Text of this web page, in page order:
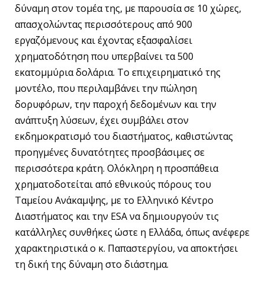
δύναμη στον τομέα της, με παρουσία σε 10 χώρες,
απασχολώντας περισσότερους από 900
εργαζόμενους και έχοντας εξασφαλίσει
χρηματοδότηση που υπερβαίνει τα 500
εκατομμύρια δολάρια. Το επιχειρηματικό της
μοντέλο, που περιλαμβάνει την πώληση
δορυφόρων, την παροχή δεδομένων και την
ανάπτυξη λύσεων, έχει συμβάλει στον
εκδημοκρατισμό του διαστήματος, καθιστώντας
προηγμένες δυνατότητες προσβάσιμες σε
περισσότερα κράτη. Ολόκληρη η προσπάθεια
χρηματοδοτείται από εθνικούς πόρους του
Ταμείου Ανάκαμψης, με το Ελληνικό Κέντρο
Διαστήματος και την ESA να δημιουργούν τις
κατάλληλες συνθήκες ώστε η Ελλάδα, όπως ανέφερε
χαρακτηριστικά ο κ. Παπαστεργίου, να αποκτήσει
τη δική της δύναμη στο διάστημα.